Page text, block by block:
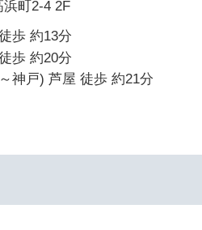
町2-4 2F
歩 約13分
歩 約20分
神戸) 芦屋 徒歩 約21分